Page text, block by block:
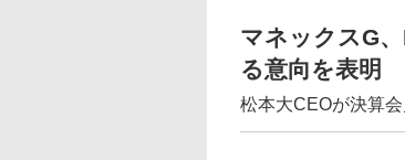
マネックスG
る意向を表明
松本大CEOが決算